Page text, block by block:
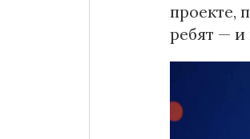
проекте,
ребят — и